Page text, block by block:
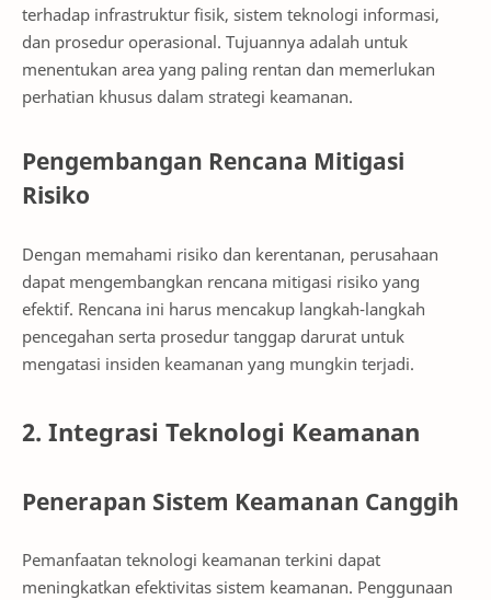
terhadap infrastruktur fisik, sistem teknologi informasi,
dan prosedur operasional. Tujuannya adalah untuk
menentukan area yang paling rentan dan memerlukan
perhatian khusus dalam strategi keamanan.
Pengembangan Rencana Mitigasi
Risiko
Dengan memahami risiko dan kerentanan, perusahaan
dapat mengembangkan rencana mitigasi risiko yang
efektif. Rencana ini harus mencakup langkah-langkah
pencegahan serta prosedur tanggap darurat untuk
mengatasi insiden keamanan yang mungkin terjadi.
2. Integrasi Teknologi Keamanan
Penerapan Sistem Keamanan Canggih
Pemanfaatan teknologi keamanan terkini dapat
meningkatkan efektivitas sistem keamanan. Penggunaan